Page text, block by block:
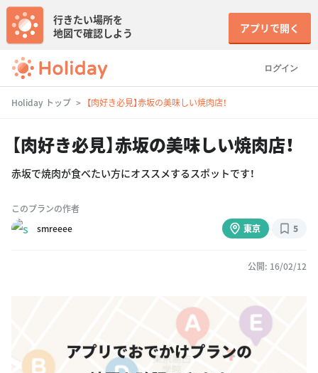
ログイン
行きたい場所を
地図で確認しよう
アプリで開く
Holiday トップ 【肉好き必見】赤坂の美味しい焼肉店！
【肉好き必見】赤坂の美味しい焼肉店！
赤坂で焼肉が食べたい方にオススメするスポットです！
このプランの作者
smreeee
東京 5
公開: 16/02/12